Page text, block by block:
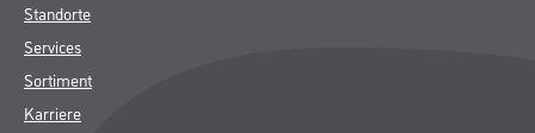
Standorte
Services
Sortiment
Karriere